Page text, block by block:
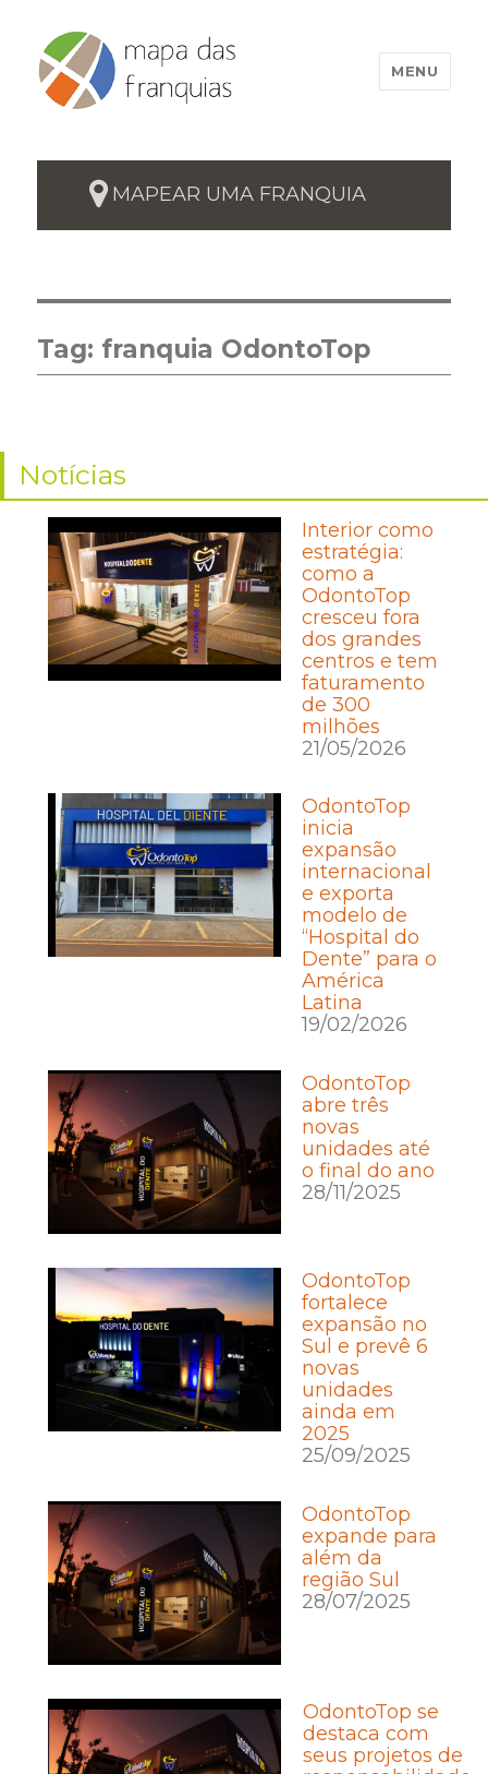
MENU
MAPEAR UMA FRANQUIA
Tag: franquia OdontoTop
Notícias
Interior como
estratégia:
como a
OdontoTop
cresceu fora
dos grandes
centros e tem
faturamento
de 300
milhões
21/05/2026
OdontoTop
inicia
expansão
internacional
e exporta
modelo de
“Hospital do
Dente” para o
América
Latina
19/02/2026
OdontoTop
abre três
novas
unidades até
o final do ano
28/11/2025
OdontoTop
fortalece
expansão no
Sul e prevê 6
novas
unidades
ainda em
2025
25/09/2025
OdontoTop
expande para
além da
região Sul
28/07/2025
OdontoTop se
destaca com
seus projetos de